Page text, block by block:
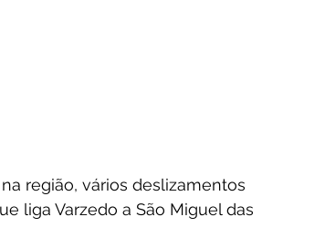
região, vários deslizamentos
liga Varzedo a São Miguel das